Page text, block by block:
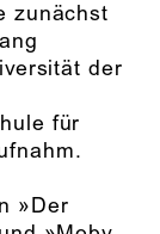
zunächst
der
für
»Der